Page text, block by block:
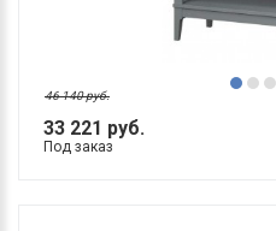
33 221 руб.
46 140 руб.
Под заказ